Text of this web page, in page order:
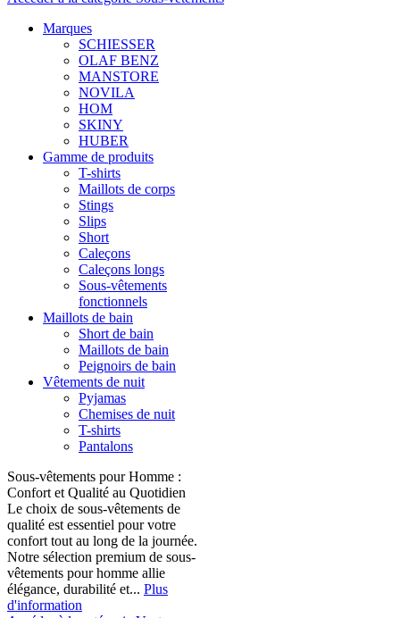
Marques
SCHIESSER
OLAF BENZ
MANSTORE
NOVILA
HOM
SKINY
HUBER
Gamme de produits
T-shirts
Maillots de corps
Stings
Slips
Short
Caleçons
Caleçons longs
Sous-vêtements
fonctionnels
Maillots de bain
Short de bain
Maillots de bain
Peignoirs de bain
Vêtements de nuit
Pyjamas
Chemises de nuit
T-shirts
Pantalons
Sous-vêtements pour Homme :
Confort et Qualité au Quotidien
Le choix de sous-vêtements de
qualité est essentiel pour votre
confort tout au long de la journée.
Notre sélection premium de sous-
vêtements pour homme allie
élégance, durabilité et... Plus
d'information